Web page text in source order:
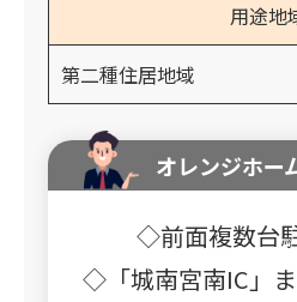
用途地
第二種住居地域
オレンジホー
◇前面複数台
◇「城南宮南IC」